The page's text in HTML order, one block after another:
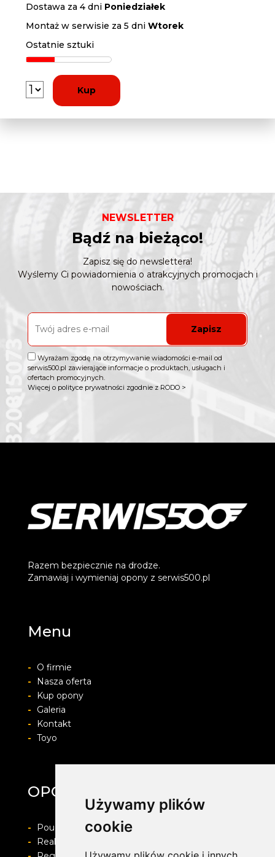
Używamy plików
cookie
Dostawa za 4 dni Poniedziałek
Montaż w serwisie za 5 dniWtorek
Ostatnie sztuki
Kup
NEWSLETTER
Bądź na bieżąco!
Zapisz się do newslettera!
Wyślemy Ci powiadomienia o atrakcyjnych promocjach i
nowościach.
Zapisz
Wyrażam zgodę na otrzymywanie wiadomości e-mail od
serwis500.pl zawierające informacje o produktach, usługach i
ofertach promocyjnych.
Więcej o polityce prywatności zgodnie z RODO >
Razem bezpiecznie na drodze.
Zamawiaj i wymieniaj opony z serwis500.pl
Menu
-
O firmie
-
Nasza oferta
-
Kup opony
-
Galeria
-
Kontakt
- Toyo
OPONY ŚMIGIELSKI
-
Pouczenie o prawie do odstapienia od umowy
-
Realizacja zamówienia i formy płatności